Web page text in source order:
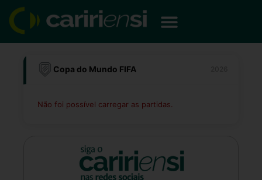
para
Copa do Mundo FIFA
Não foi possível carregar as partidas.